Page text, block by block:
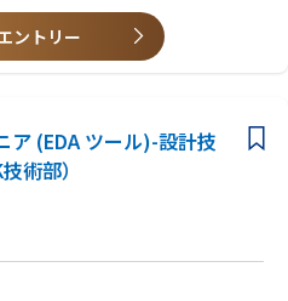
端の半導体研究拠点の1つであるニュ
日本IBMの研究者と協働。
新技術への挑戦です。
導体研究機関imecとの協力覚書も締
存在であるimecとの連携をきっかけ
ルな研究開発ネットワークへの参加を
ーに関する知識
ィングの経験
ントリー
ア (EDA ツール)-設計技
術部）